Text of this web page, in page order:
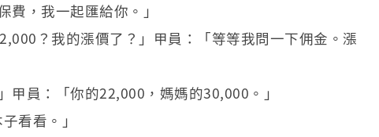
費，我一起匯給你。」
？我的漲價了？」甲員：「等等我問一下佣金。漲
甲員：「你的22,000，媽媽的30,000。」
看看。」